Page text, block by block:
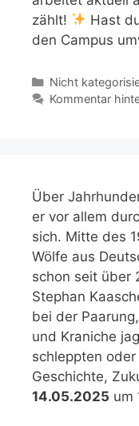
zählt!
Hast
den Campus
Kategorien
Nicht
Kommentar
Über
er vor allem
sich. Mitte des
Wölfe aus
schon seit über
Stephan
bei der
und Kraniche
schleppten
Geschichte,
14.05.2025 um